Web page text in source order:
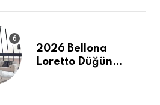
2026 Bellona
Loretto Düğün